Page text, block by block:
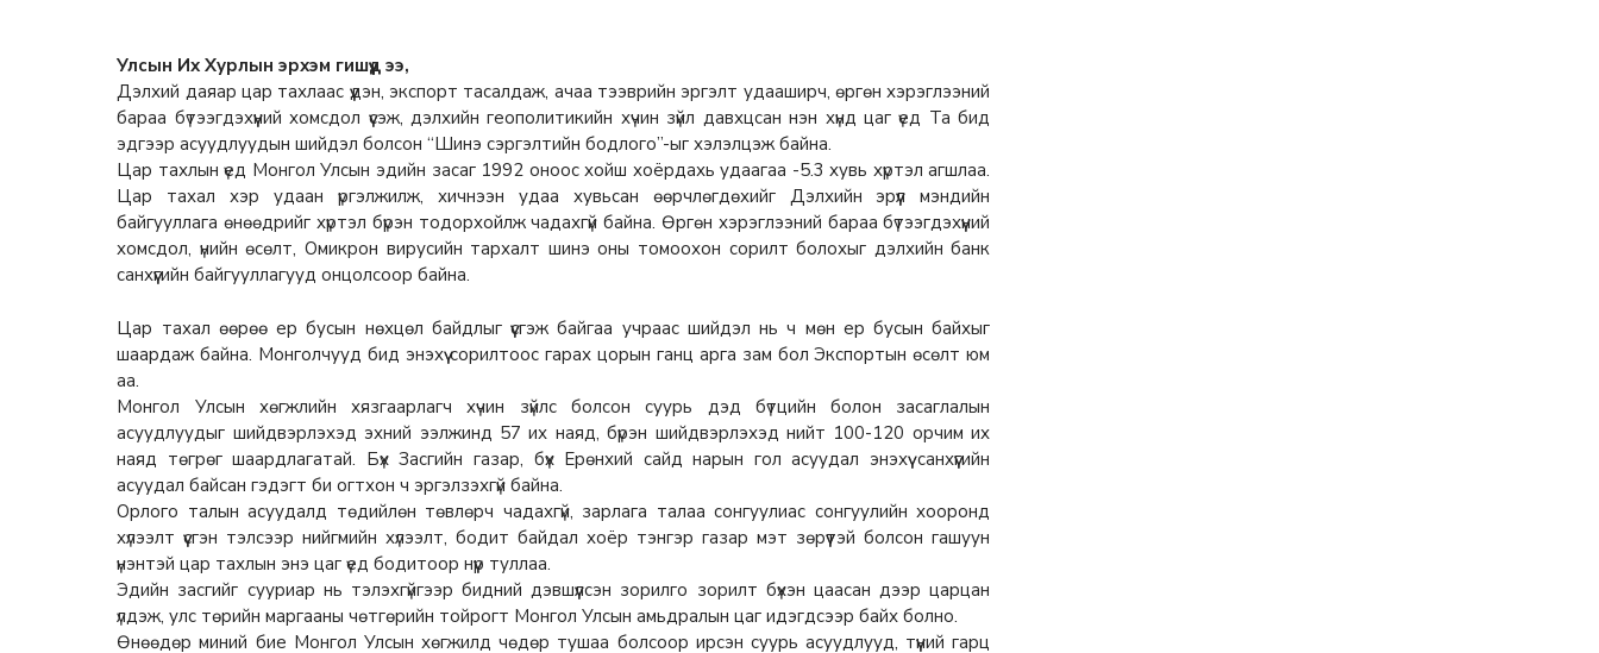
Улсын Их Хурлын эрхэм гишүүд ээ,
Дэлхий даяар цар тахлаас үүдэн, экспорт тасалдаж, ачаа тээврийн эргэлт удааширч, өргөн хэрэглээний
бараа бүтээгдэхүүний хомсдол үүсэж, дэлхийн геополитикийн хүчин зүйл давхцсан нэн хүнд цаг үед Та бид
эдгээр асуудлуудын шийдэл болсон “Шинэ сэргэлтийн бодлого”-ыг хэлэлцэж байна.
Цар тахлын үед Монгол Улсын эдийн засаг 1992 оноос хойш хоёрдахь удаагаа -5.3 хувь хүртэл агшлаа.
Цар тахал хэр удаан үргэлжилж, хичнээн удаа хувьсан өөрчлөгдөхийг Дэлхийн эрүүл мэндийн
байгууллага өнөөдрийг хүртэл бүрэн тодорхойлж чадахгүй байна. Өргөн хэрэглээний бараа бүтээгдэхүүний
хомсдол, үнийн өсөлт, Омикрон вирусийн тархалт шинэ оны томоохон сорилт болохыг дэлхийн банк
санхүүгийн байгууллагууд онцолсоор байна.
Цар тахал өөрөө ер бусын нөхцөл байдлыг үүсгэж байгаа учраас шийдэл нь ч мөн ер бусын байхыг
шаардаж байна. Монголчууд бид энэхүү сорилтоос гарах цорын ганц арга зам бол Экспортын өсөлт юм
аа.
Монгол Улсын хөгжлийн хязгаарлагч хүчин зүйлс болсон суурь дэд бүтцийн болон засаглалын
асуудлуудыг шийдвэрлэхэд эхний ээлжинд 57 их наяд, бүрэн шийдвэрлэхэд нийт 100-120 орчим их
наяд төгрөг шаардлагатай. Бүх Засгийн газар, бүх Ерөнхий сайд нарын гол асуудал энэхүү санхүүгийн
асуудал байсан гэдэгт би огтхон ч эргэлзэхгүй байна.
Орлого талын асуудалд төдийлөн төвлөрч чадахгүй, зарлага талаа сонгуулиас сонгуулийн хооронд
хүлээлт үүсгэн тэлсээр нийгмийн хүлээлт, бодит байдал хоёр тэнгэр газар мэт зөрүүтэй болсон гашуун
үнэнтэй цар тахлын энэ цаг үед бодитоор нүүр туллаа.
Эдийн засгийг сууриар нь тэлэхгүйгээр бидний дэвшүүлсэн зорилго зорилт бүхэн цаасан дээр царцан
үлдэж, улс төрийн маргааны чөтгөрийн тойрогт Монгол Улсын амьдралын цаг идэгдсээр байх болно.
Өнөөдөр миний бие Монгол Улсын хөгжилд чөдөр тушаа болсоор ирсэн суурь асуудлууд, түүний гарц